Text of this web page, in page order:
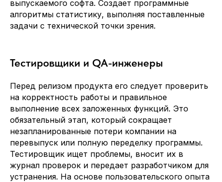
выпускаемого софта. Создает программные
алгоритмы статистику, выполняя поставленные
задачи с технической точки зрения.
Тестировщики и QA-инженеры
Перед релизом продукта его следует проверить
на корректность работы и правильное
выполнение всех заложенных функций. Это
обязательный этап, который сокращает
незапланированные потери компании на
перевыпуск или полную переделку программы.
Тестировщик ищет проблемы, вносит их в
журнал проверок и передает разработчиком для
устранения. На основе пользовательского опыта